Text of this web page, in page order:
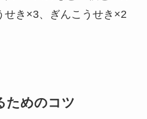
せき×3、ぎんこうせき×2
ためのコツ